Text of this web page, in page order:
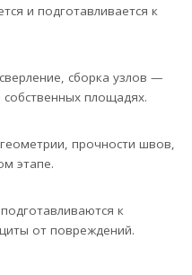
и подготавливается к
сборка узлов —
площадях.
прочности швов,
этапе.
к
от повреждений.